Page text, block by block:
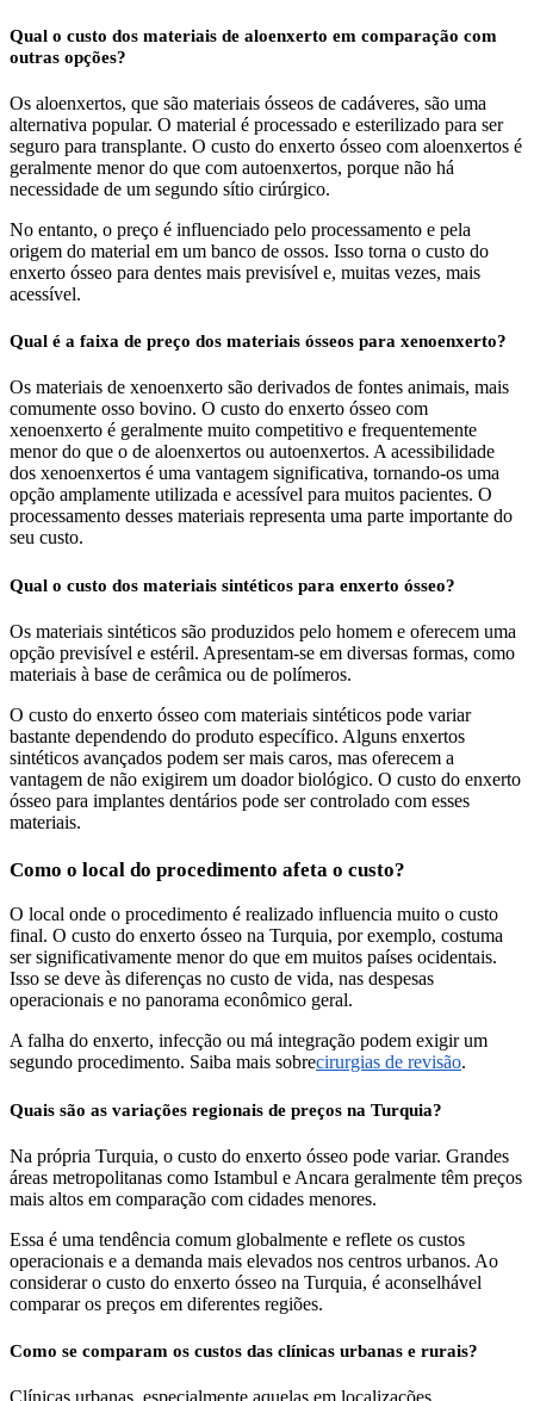
Qual o custo dos materiais de aloenxerto em comparação com
outras opções?
Os aloenxertos, que são materiais ósseos de cadáveres, são uma
alternativa popular. O material é processado e esterilizado para ser
seguro para transplante. O custo do enxerto ósseo com aloenxertos é
geralmente menor do que com autoenxertos, porque não há
necessidade de um segundo sítio cirúrgico.
No entanto, o preço é influenciado pelo processamento e pela
origem do material em um banco de ossos. Isso torna o custo do
enxerto ósseo para dentes mais previsível e, muitas vezes, mais
acessível.
Qual é a faixa de preço dos materiais ósseos para xenoenxerto?
Os materiais de xenoenxerto são derivados de fontes animais, mais
comumente osso bovino. O custo do enxerto ósseo com
xenoenxerto é geralmente muito competitivo e frequentemente
menor do que o de aloenxertos ou autoenxertos. A acessibilidade
dos xenoenxertos é uma vantagem significativa, tornando-os uma
opção amplamente utilizada e acessível para muitos pacientes. O
processamento desses materiais representa uma parte importante do
seu custo.
Qual o custo dos materiais sintéticos para enxerto ósseo?
Os materiais sintéticos são produzidos pelo homem e oferecem uma
opção previsível e estéril. Apresentam-se em diversas formas, como
materiais à base de cerâmica ou de polímeros.
O custo do enxerto ósseo com materiais sintéticos pode variar
bastante dependendo do produto específico. Alguns enxertos
sintéticos avançados podem ser mais caros, mas oferecem a
vantagem de não exigirem um doador biológico. O custo do enxerto
ósseo para implantes dentários pode ser controlado com esses
materiais.
Como o local do procedimento afeta o custo?
O local onde o procedimento é realizado influencia muito o custo
final. O custo do enxerto ósseo na Turquia, por exemplo, costuma
ser significativamente menor do que em muitos países ocidentais.
Isso se deve às diferenças no custo de vida, nas despesas
operacionais e no panorama econômico geral.
A falha do enxerto, infecção ou má integração podem exigir um
segundo procedimento. Saiba mais sobrecirurgias de revisão.
Quais são as variações regionais de preços na Turquia?
Na própria Turquia, o custo do enxerto ósseo pode variar. Grandes
áreas metropolitanas como Istambul e Ancara geralmente têm preços
mais altos em comparação com cidades menores.
Essa é uma tendência comum globalmente e reflete os custos
operacionais e a demanda mais elevados nos centros urbanos. Ao
considerar o custo do enxerto ósseo na Turquia, é aconselhável
comparar os preços em diferentes regiões.
Como se comparam os custos das clínicas urbanas e rurais?